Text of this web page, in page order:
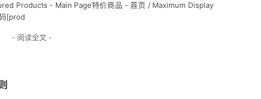
Products - Main Page特价商品 - 首页 / Maximum Display
[prod
- 阅读全文 -